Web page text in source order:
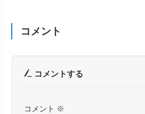
コメント
コメントする
コメント ※